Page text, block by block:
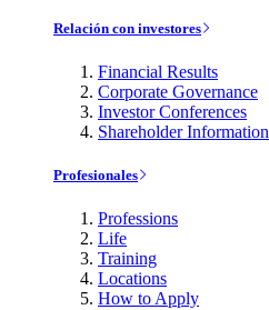
Relación con investores
Financial Results
Corporate Governance
Investor Conferences
Shareholder Information
Profesionales
Professions
Life
Training
Locations
How to Apply